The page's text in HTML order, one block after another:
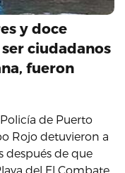
y doce
ciudadanos
fueron
de Puerto
Rojo detuvieron a
después de que
del El Combate